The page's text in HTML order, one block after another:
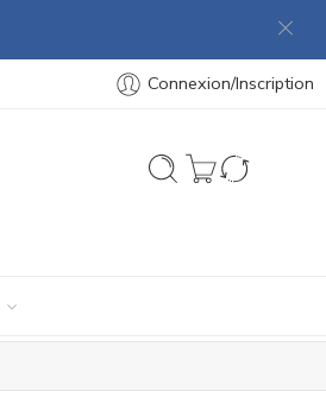
Connexion/Inscription